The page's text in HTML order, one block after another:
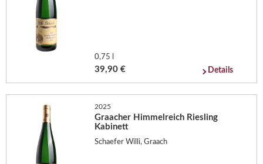
0,75 l
39,90 € Details
2025
Graacher Himmelreich Riesling
Kabinett
Schaefer Willi, Graach